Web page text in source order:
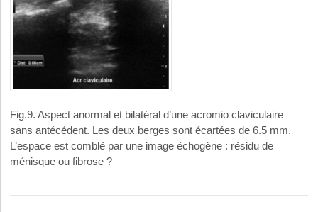
Fig.9. Aspect anormal et bilatéral d’une acromio claviculaire
sans antécédent. Les deux berges sont écartées de 6.5 mm.
L’espace est comblé par une image échogène : résidu de
ménisque ou fibrose ?